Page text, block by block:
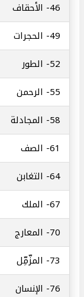
46- الأحقاف
49- الحجرات
52- الطور
55- الرحمن
58- المجادلة
61- الصف
64- التغابن
67- الملك
70- المعارج
73- المزّمِّل
76- الإنسان